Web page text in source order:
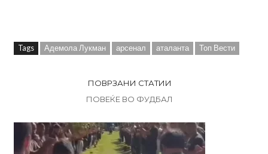
Tags Адемола Лукман арсенал аталанта Топ Вести
ПОВРЗАНИ СТАТИИ
ПОВЕЌЕ ВО ФУДБАЛ